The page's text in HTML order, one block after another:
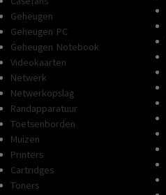
Geheugen
Geheugen PC
Geheugen Notebook
Videokaarten
Netwerk
Netwerkopslag
Randapparatuur
Toetsenborden
Muizen
Printers
Cartridges
Toners